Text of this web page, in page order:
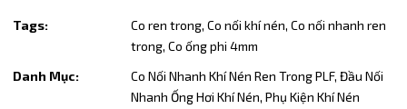
Tags: Co ren trong, Co nối khí nén, Co nối nhanh ren
trong, Co ống phi 4mm
Danh Mục:
Co Nối Nhanh Khí Nén Ren Trong PLF, Đầu Nối
Nhanh Ống Hơi Khí Nén, Phụ Kiện Khí Nén